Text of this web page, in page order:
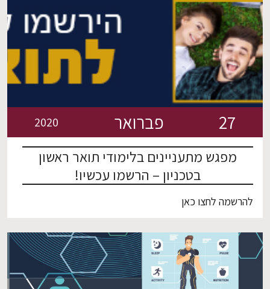
27 פברואר 2020
מפגש מתעניינים בלימודי תואר ראשון
בטכניון – הרשמו עכשיו!
להרשמה לחצו כאן